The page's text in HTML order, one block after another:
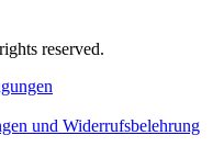
reserved.
und Widerrufsbelehrung